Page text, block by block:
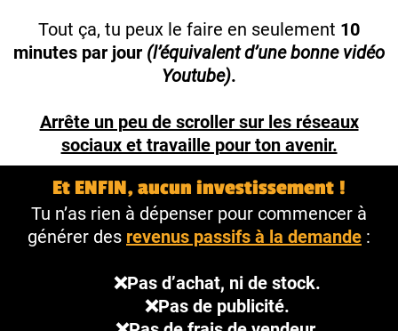
Tout ça, tu peux le faire en seulement 10
minutes par jour (l’équivalent d’une bonne vidéo
Youtube).
Arrête un peu de scroller sur les réseaux
sociaux et travaille pour ton avenir.
Et ENFIN, aucun investissement !
Tu n’as rien à dépenser pour commencer à
générer des revenus passifs à la demande :
❌Pas d’achat, ni de stock.
❌Pas de publicité.